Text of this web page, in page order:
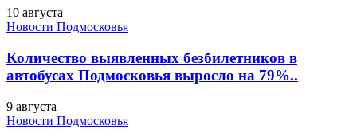
10 августа
Новости Подмосковья
Количество выявленных безбилетников в
автобусах Подмосковья выросло на 79%..
9 августа
Новости Подмосковья